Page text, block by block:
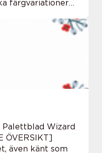
färgvariationer
kommer v...
Wizard
ÖVERSIKT]
även känt som